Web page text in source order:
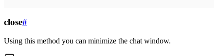
close#
Using this method you can minimize the chat window.